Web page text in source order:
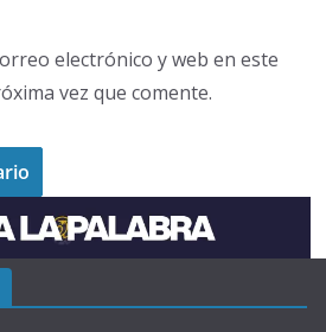
electrónico y web en este
vez que comente.